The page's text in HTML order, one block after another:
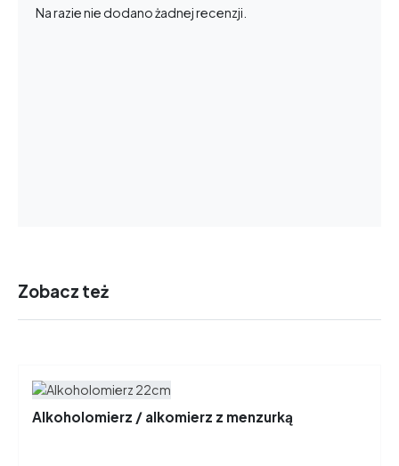
Na razie nie dodano żadnej recenzji.
Zobacz też
Alkoholomierz / alkomierz z menzurką